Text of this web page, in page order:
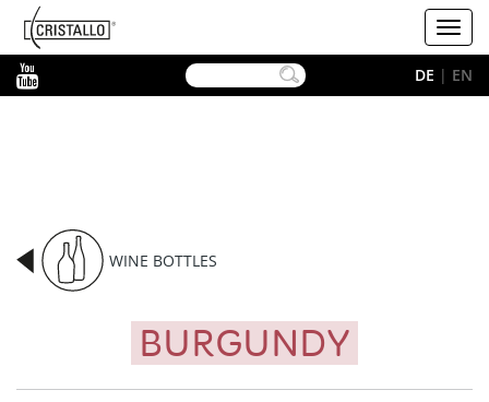
Cristallo
DE | EN
WINE BOTTLES
BURGUNDY